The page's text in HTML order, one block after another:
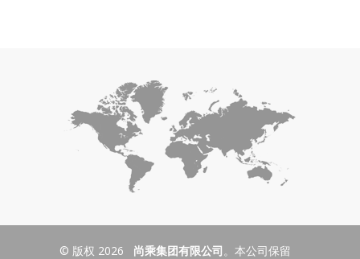
© 版权 2026 尚乘集团有限公司 。本公司保留